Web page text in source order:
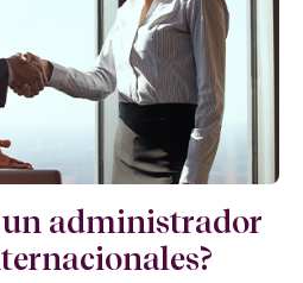
un administrador